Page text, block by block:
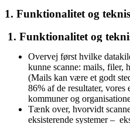
1. Funktionalitet og
1. Funktionalitet og
Overvej først hvilke
kunne scanne: mails, filer,
(Mails kan være et godt
86% af de resultater,
kommuner og
Tænk over, hvorvidt
eksisterende systemer –